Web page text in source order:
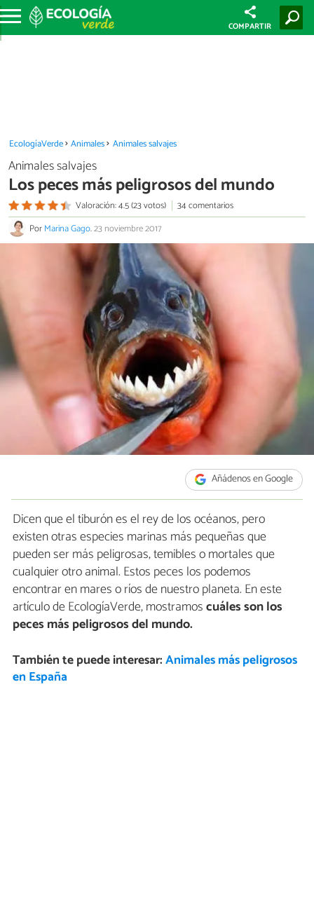
COMPARTIR
EcologíaVerde Animales Animales salvajes
Animales salvajes
Los peces más peligrosos del mundo
Valoración: 4.5 (23 votos)
34 comentarios
PorMarina Gago.23 noviembre 2017
Añádenos en Google
Dicen que el tiburón es el rey de los océanos, pero
existen otras especies marinas más pequeñas que
pueden ser más peligrosas, temibles o mortales que
cualquier otro animal. Estos peces los podemos
encontrar en mares o ríos de nuestro planeta. En este
artículo de EcologíaVerde, mostramoscuáles son los
peces más peligrosos del mundo.
También te puede interesar:Animales más peligrosos
en España